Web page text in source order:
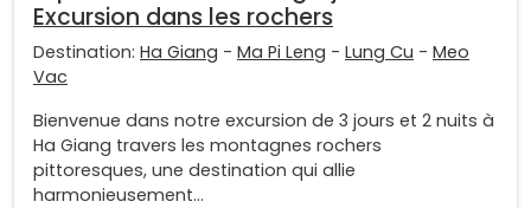
Excursion dans les rochers
Destination: Ha Giang - Ma Pi Leng - Lung Cu - Meo
Vac
Bienvenue dans notre excursion de 3 jours et 2 nuits à
Ha Giang travers les montagnes rochers
pittoresques, une destination qui allie
harmonieusement...